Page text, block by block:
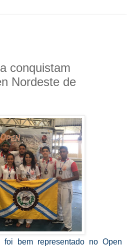
conquistam
Nordeste de
bem representado no Open